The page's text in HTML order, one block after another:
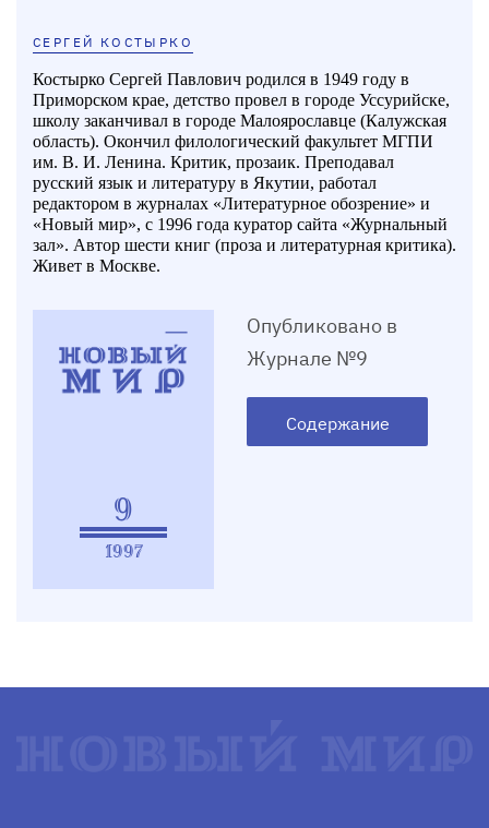
СЕРГЕЙ КОСТЫРКО
Костырко Сергей Павлович родился в 1949 году в
Приморском крае, детство провел в городе Уссурийске,
школу заканчивал в городе Малоярославце (Калужская
область). Окончил филологический факультет МГПИ
им. В. И. Ленина. Критик, прозаик. Преподавал
русский язык и литературу в Якутии, работал
редактором в журналах «Литературное обозрение» и
«Новый мир», с 1996 года куратор сайта «Журнальный
зал». Автор шести книг (проза и литературная критика).
Живет в Москве.
9
1997
Опубликовано в
Журнале №9
Содержание